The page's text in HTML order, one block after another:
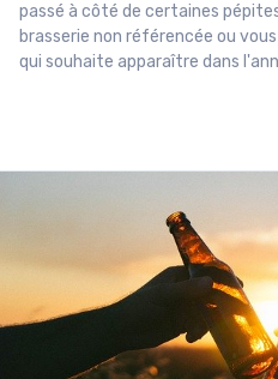
passé à côté de certaines
brasserie non référencée ou
qui souhaite apparaître dans